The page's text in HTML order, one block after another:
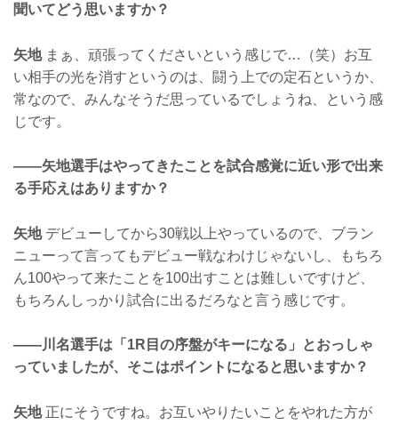
聞いてどう思いますか？
矢地まぁ、頑張ってくださいという感じで…（笑）お互
い相手の光を消すというのは、闘う上での定石というか、
常なので、みんなそうだ思っているでしょうね、という感
じです。
——矢地選手はやってきたことを試合感覚に近い形で出来
る手応えはありますか？
矢地デビューしてから30戦以上やっているので、ブラン
ニューって言ってもデビュー戦なわけじゃないし、もちろ
ん100やって来たことを100出すことは難しいですけど、
もちろんしっかり試合に出るだろなと言う感じです。
——川名選手は「1R目の序盤がキーになる」とおっしゃ
っていましたが、そこはポイントになると思いますか？
矢地正にそうですね。お互いやりたいことをやれた方が